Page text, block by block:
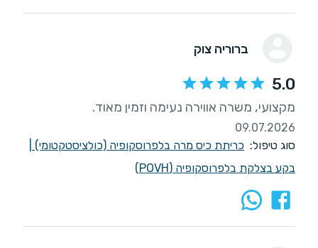
ברוריה צוק
5.0
מקצועי, משרה אווירה נעימה וזמין מאוד.
09.07.2026
סוג טיפול: כריתת כיס מרה בלפרוסקופיה (כולציסטקטומי)
בקע בצלקת בלפרוסקופיה (POVH)